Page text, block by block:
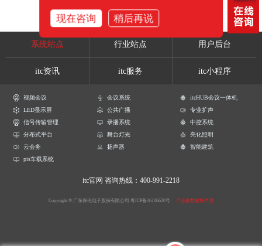
系统站点 行业站点 用户后台
itc资讯 itc服务 itc小程序
视频会议 会议系统
itcHUB会议一体机
LED显示屏
公共广播
专业扩声
信号传输管理
录播系统
中控系统
分布式平台
舞台灯光
亮化照明
云会务
扬声器
智能建筑
pis车载系统
itc官网 咨询热线：400-991-2218
Copyright © 广东保伦电子股份有限公司 粤ICP备16106620号 产品参数解释声明
现在咨询 稍后再说